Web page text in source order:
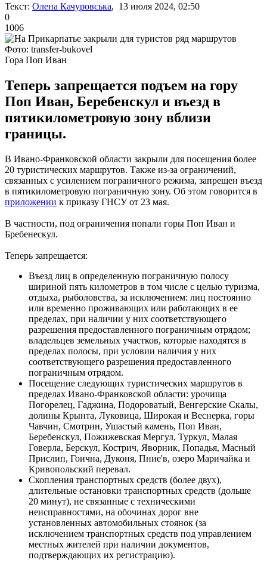
Текст: Олена Качуровська, 13 июля 2024, 02:50
0
1006
Фото: transfer-bukovel
Гора Поп Иван
Теперь запрещается подъем на гору
Поп Иван, Беребенскул и въезд в
пятикилометровую зону вблизи
границы.
В Ивано-Франковской области закрыли для посещения более
20 туристических маршрутов. Также из-за ограничений,
связанных с усилением пограничного режима, запрещен въезд
в пятикилометровую пограничную зону. Об этом говорится в
приложении к приказу ГНСУ от 23 мая.
В частности, под ограничения попали горы Поп Иван и
Бребенескул.
Теперь запрещается:
Въезд лиц в определенную пограничную полосу
шириной пять километров в том числе с целью туризма,
отдыха, рыболовства, за исключением: лиц постоянно
или временно проживающих или работающих в ее
пределах, при наличии у них соответствующего
разрешения предоставленного пограничным отрядом;
владельцев земельных участков, которые находятся в
пределах полосы, при условии наличия у них
соответствующего разрешения предоставленного
пограничным отрядом.
Посещение следующих туристических маршрутов в
пределах Ивано-Франковской области: урочища
Погорелец, Гаджина, Подороватый, Венгерские Скалы,
долины Крынта, Луковица, Широкая и Веснерка, горы
Чавчин, Смотрин, Ушастый камень, Поп Иван,
Беребенскул, Пожижевская Мергул, Туркул, Малая
Говерла, Берскул, Кострич, Яворник, Попадья, Масный
Прислип, Гоична, Дуконя, Пние'в, озеро Маричайка и
Кривопольский перевал.
Скопления транспортных средств (более двух),
длительные остановки транспортных средств (дольше
20 минут), не связанные с техническими
неисправностями, на обочинах дорог вне
установленных автомобильных стоянок (за
исключением транспортных средств под управлением
местных жителей при наличии документов,
подтверждающих их регистрацию).